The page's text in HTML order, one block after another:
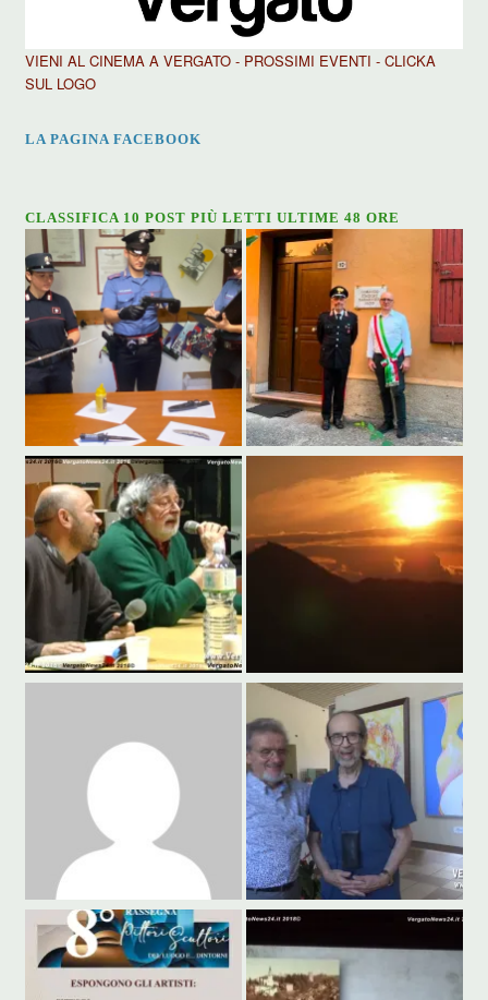
VIENI AL CINEMA A VERGATO - PROSSIMI EVENTI - CLICKA
SUL LOGO
LA PAGINA FACEBOOK
CLASSIFICA 10 POST PIÙ LETTI ULTIME 48 ORE